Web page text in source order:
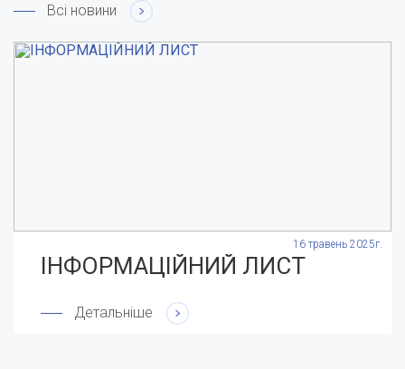
Всі новини
16 травень 2025г.
ІНФОРМАЦІЙНИЙ ЛИСТ
Детальніше